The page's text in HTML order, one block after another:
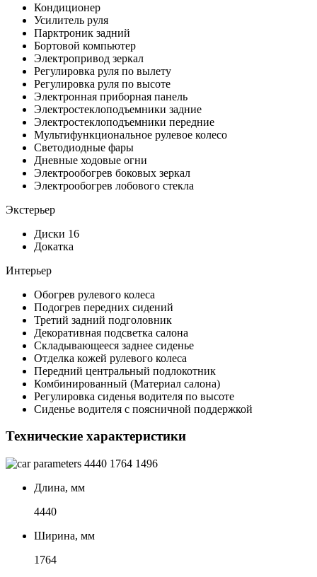
Кондиционер
Усилитель руля
Парктроник задний
Бортовой компьютер
Электропривод зеркал
Регулировка руля по вылету
Регулировка руля по высоте
Электронная приборная панель
Электростеклоподъемники задние
Электростеклоподъемники передние
Мультифункциональное рулевое колесо
Светодиодные фары
Дневные ходовые огни
Электрообогрев боковых зеркал
Электрообогрев лобового стекла
Экстерьер
Диски 16
Докатка
Интерьер
Обогрев рулевого колеса
Подогрев передних сидений
Третий задний подголовник
Декоративная подсветка салона
Складывающееся заднее сиденье
Отделка кожей рулевого колеса
Передний центральный подлокотник
Комбинированный (Материал салона)
Регулировка сиденья водителя по высоте
Сиденье водителя с поясничной поддержкой
Технические характеристики
4440 1764 1496
Длина, мм
4440
Ширина, мм
1764